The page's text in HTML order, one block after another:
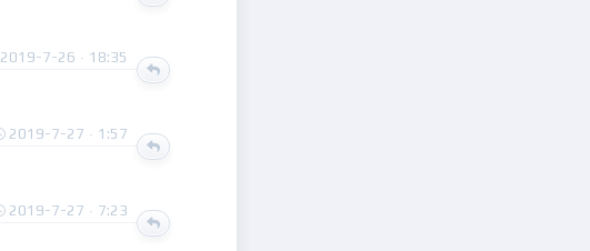
2019-7-26 · 18:35
2019-7-27 · 1:57
2019-7-27 · 7:23